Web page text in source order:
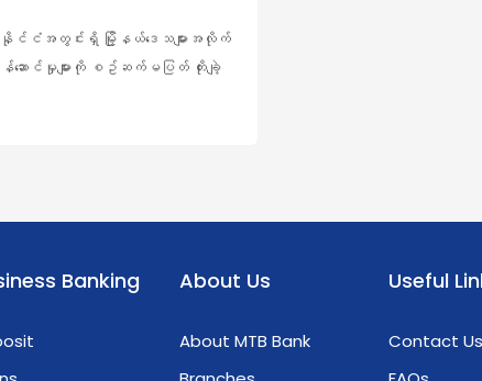
နိုင်ငံအတွင်းရှိ မြို့နယ်ဒေသများအလိုက်
ဆောင်မှုများကို စဥ်ဆက်မပြတ် တိုးချဲ့
င့် Mobile Wallet အသုံးပြုသူများအား
Banking About Us
About MTB Bank
Useful
Contact Us